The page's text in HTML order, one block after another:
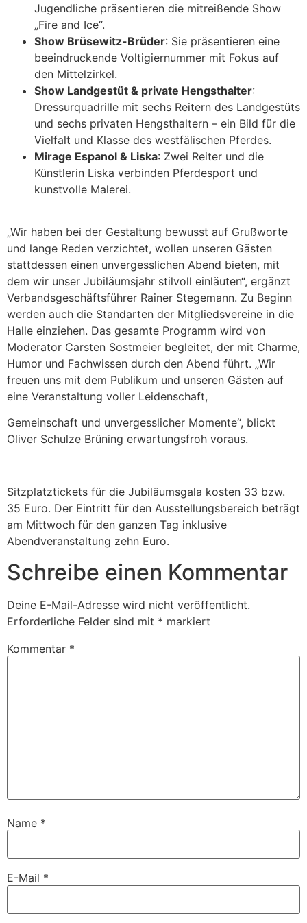
Jugendliche präsentieren die mitreißende Show
„Fire and Ice“.
Show Brüsewitz-Brüder: Sie präsentieren eine
beeindruckende Voltigiernummer mit Fokus auf
den Mittelzirkel.
Show Landgestüt & private Hengsthalter:
Dressurquadrille mit sechs Reitern des Landgestüts
und sechs privaten Hengsthaltern – ein Bild für die
Vielfalt und Klasse des westfälischen Pferdes.
Mirage Espanol & Liska: Zwei Reiter und die
Künstlerin Liska verbinden Pferdesport und
kunstvolle Malerei.
„Wir haben bei der Gestaltung bewusst auf Grußworte
und lange Reden verzichtet, wollen unseren Gästen
stattdessen einen unvergesslichen Abend bieten, mit
dem wir unser Jubiläumsjahr stilvoll einläuten“, ergänzt
Verbandsgeschäftsführer Rainer Stegemann. Zu Beginn
werden auch die Standarten der Mitgliedsvereine in die
Halle einziehen. Das gesamte Programm wird von
Moderator Carsten Sostmeier begleitet, der mit Charme,
Humor und Fachwissen durch den Abend führt. „Wir
freuen uns mit dem Publikum und unseren Gästen auf
eine Veranstaltung voller Leidenschaft,
Gemeinschaft und unvergesslicher Momente“, blickt
Oliver Schulze Brüning erwartungsfroh voraus.
Sitzplatztickets für die Jubiläumsgala kosten 33 bzw.
35 Euro. Der Eintritt für den Ausstellungsbereich beträgt
am Mittwoch für den ganzen Tag inklusive
Abendveranstaltung zehn Euro.
Schreibe einen Kommentar
Deine E-Mail-Adresse wird nicht veröffentlicht.
Erforderliche Felder sind mit * markiert
Kommentar *
Name *
E-Mail *